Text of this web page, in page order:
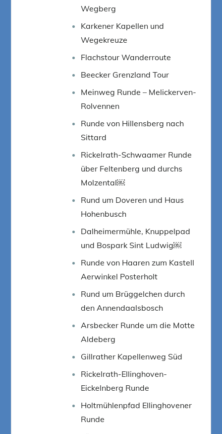
Wegberg
Karkener Kapellen und
Wegekreuze
Flachstour Wanderroute
Beecker Grenzland Tour
Meinweg Runde – Melickerven-
Rolvennen
Runde von Hillensberg nach
Sittard
Rickelrath-Schwaamer Runde
über Feltenberg und durchs
Molzental￼
Rund um Doveren und Haus
Hohenbusch
Dalheimermühle, Knuppelpad
und Bospark Sint Ludwig￼
Runde von Haaren zum Kastell
Aerwinkel Posterholt
Rund um Brüggelchen durch
den Annendaalsbosch
Arsbecker Runde um die Motte
Aldeberg
Gillrather Kapellenweg Süd
Rickelrath-Ellinghoven-
Eickelnberg Runde
Holtmühlenpfad Ellinghovener
Runde